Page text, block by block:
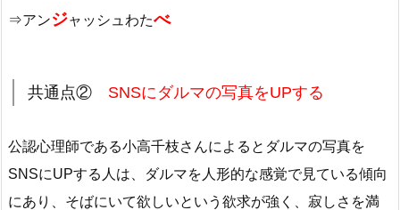
⇒アンジャッシュわたべ
共通点② SNSにダルマの写真をUPする
公認心理師である小高千枝さんによるとダルマの写真を
SNSにUPする人は、ダルマを人形的な感覚で見ている傾向
にあり、そばにいて欲しいという欲求が強く、寂しさを満